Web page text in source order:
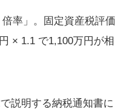
率」。固定資産税評価
× 1.1 で1,100万円が相
説明する納税通知書に